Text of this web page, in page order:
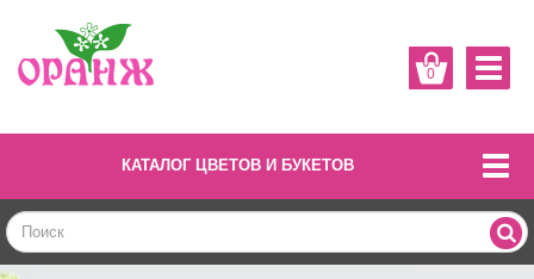
0
КАТАЛОГ ЦВЕТОВ И БУКЕТОВ